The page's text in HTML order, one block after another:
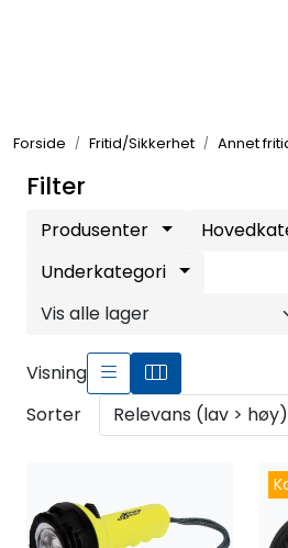
Forside Fritid/Sikkerhet Annet
Filter
Produsenter
Underkategori
Visning
Sorter
Bygg/Innredning
VVS
Motor/Styring